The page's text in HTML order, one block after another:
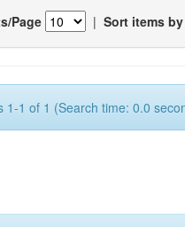
Page | Sort items by
1-1 of 1 (Search time: 0.0